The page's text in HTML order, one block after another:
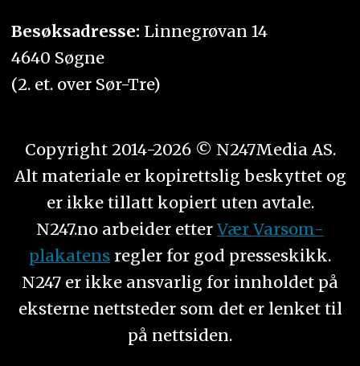
Besøksadresse: Linnegrøvan 14
4640 Søgne
(2. et. over Sør-Tre)
Copyright 2014-2026 © N247Media AS.
Alt materiale er kopirettslig beskyttet og
er ikke tillatt kopiert uten avtale.
N247.no arbeider etter Vær Varsom-
plakatens regler for god presseskikk.
N247 er ikke ansvarlig for innholdet på
eksterne nettsteder som det er lenket til
på nettsiden.